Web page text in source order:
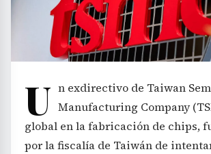
U n exdirectivo de Taiwan
Manufacturing Company
global en la fabricación de chips,
por la fiscalía de Taiwán de